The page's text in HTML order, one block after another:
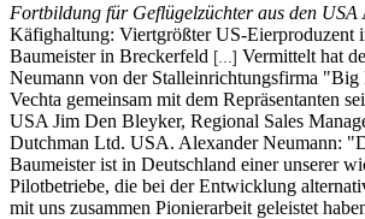
Fortbildung für Geflügelzüchter aus den USA
Käfighaltung: Viertgrößter US-Eierproduzent
Baumeister in Breckerfeld [...] Vermittelt hat
Neumann von der Stalleinrichtungsfirma "Big
Vechta gemeinsam mit dem Repräsentanten
USA Jim Den Bleyker, Regional Sales
Dutchman Ltd. USA. Alexander Neumann:
Baumeister ist in Deutschland einer unserer
Pilotbetriebe, die bei der Entwicklung
mit uns zusammen Pionierarbeit geleistet